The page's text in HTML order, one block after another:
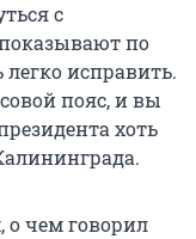
с
по
исправить.
пояс, и вы
хоть
чем говорил